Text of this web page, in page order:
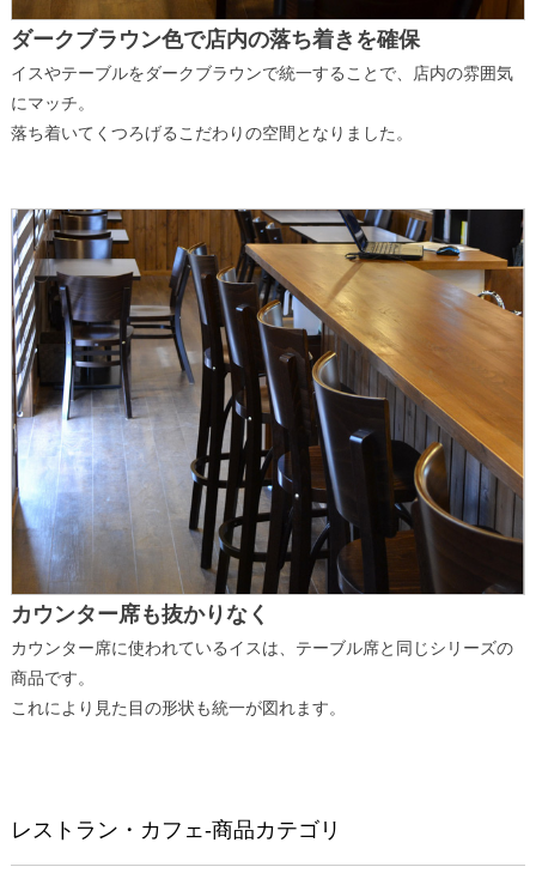
ダークブラウン色で店内の落ち着きを確保
イスやテーブルをダークブラウンで統一することで、店内の雰囲気
にマッチ。
落ち着いてくつろげるこだわりの空間となりました。
カウンター席も抜かりなく
カウンター席に使われているイスは、テーブル席と同じシリーズの
商品です。
これにより見た目の形状も統一が図れます。
レストラン・カフェ-商品カテゴリ